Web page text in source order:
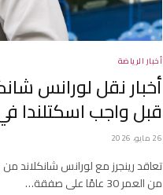
أخبار الرياضة
أخبار نقل لورانس
قبل واجب اسكتلندا
26 مايو، 2026
تعاقد رينجرز مع لورانس شانكلاند
من العمر 30 عامًا على صفقة…